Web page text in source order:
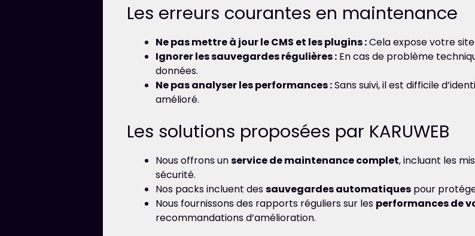
Les erreurs courantes en maintenance
Ne pas mettre à jour le CMS et les plugins :Cela expose votre
Ignorer les sauvegardes régulières : En cas de problème
données.
Ne pas analyser les performances :Sans suivi, il est difficile
amélioré.
Les solutions proposées par KARUWEB
Nous offrons unservice de maintenance complet, incluant les
sécurité.
Nos packs incluent dessauvegardes automatiques pour
Nous fournissons des rapports réguliers sur les performances de
recommandations d’amélioration.